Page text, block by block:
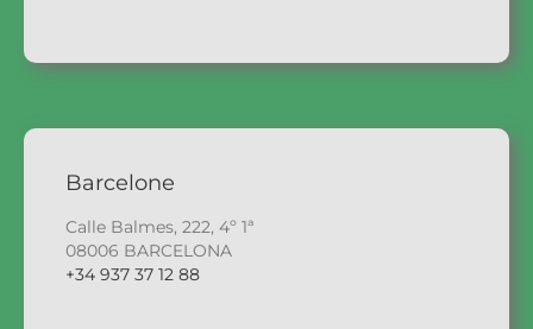
Barcelone
Calle Balmes, 222, 4º 1ª
08006 BARCELONA
+34 937 37 12 88